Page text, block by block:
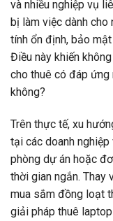
và nhiều nghiệp vụ
bị làm việc dành
tính ổn định, bảo
Điều này khiến
cho thuê có đáp ứng
không?
Trên thực tế, xu
tại các doanh
phòng dự án hoặc
thời gian ngắn. Thay
mua sắm đồng loạt
giải pháp thuê